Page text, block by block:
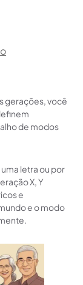
gerações, você
de modos
letra ou por
X, Y
e
e o modo